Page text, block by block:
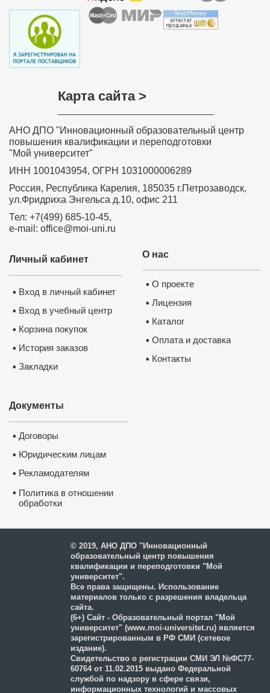
Карта сайта >
АНО ДПО "Инновационный образовательный центр
повышения квалификации и переподготовки
"Мой университет"
ИНН 1001043954, ОГРН 1031000006289
Россия, Республика Карелия, 185035 г.Петрозаводск,
ул.Фридриха Энгельса д.10, офис 211
Тел: +7(499) 685-10-45,
e-mail: office@moi-uni.ru
О нас
• О проекте
• Лицензия
• Каталог
• Оплата и доставка
• Контакты
Личный кабинет
• Вход в личный кабинет
• Вход в учебный центр
• Корзина покупок
• История заказов
• Закладки
Документы
• Договоры
• Юридическим лицам
• Рекламодателям
• Политика в отношении
обработки
© 2019, АНО ДПО "Инновационный
образовательный центр повышения
квалификации и переподготовки "Мой
университет".
Все права защищены. Использование
материалов только с разрешения владельца
сайта.
(6+) Сайт - Образовательный портал "Мой
университет" (www.moi-universitet.ru) является
зарегистрированным в РФ СМИ (сетевое
издание).
Свидетельство о регистрации СМИ ЭЛ №ФС77-
60764 от 11.02.2015 выдано Федеральной
службой по надзору в сфере связи,
информационных технологий и массовых